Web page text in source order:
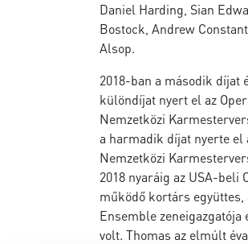
Daniel Harding, Sian
Bostock, Andrew
Alsop.
2018-ban a második díjat
különdíjat nyert el az
Nemzetközi
a harmadik díjat nyerte el
Nemzetközi
2018 nyaráig az USA-beli
működő kortárs együttes,
Ensemble zeneigazgatója
volt. Thomas az elmúlt